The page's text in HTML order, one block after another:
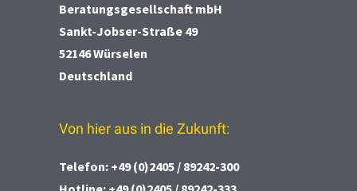
Beratungsgesellschaft mbH
Sankt-Jobser-Straße 49
52146 Würselen
Deutschland
Von hier aus in die Zukunft:
Telefon: +49 (0)2405 / 89242-300